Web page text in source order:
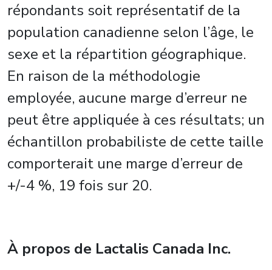
répondants soit représentatif de la
population canadienne selon l’âge, le
sexe et la répartition géographique.
En raison de la méthodologie
employée, aucune marge d’erreur ne
peut être appliquée à ces résultats; un
échantillon probabiliste de cette taille
comporterait une marge d’erreur de
+/-4 %, 19 fois sur 20.
À propos de Lactalis Canada Inc.